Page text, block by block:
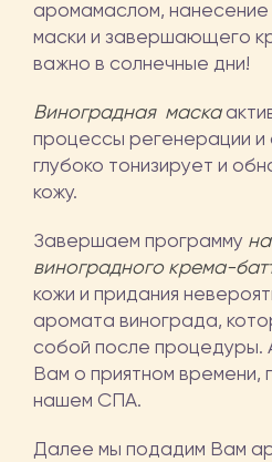
аромамаслом,
маски и завершающего
важно в солнечные дни!
Виноградная маска
процессы регенерации и
глубоко тонизирует и
кожу.
Завершаем программу
виноградного крема-
кожи и придания
аромата винограда,
собой после процедуры.
Вам о приятном времени,
нашем СПА.
Далее мы подадим Вам